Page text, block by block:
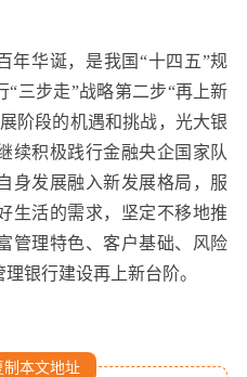
年华诞，是我国“十四五”规
三步走”战略第二步“再上新
阶段的机遇和挑战，光大银
续积极践行金融央企国家队
身发展融入新发展格局，服
生活的需求，坚定不移地推
管理特色、客户基础、风险
银行建设再上新台阶。
制本文地址